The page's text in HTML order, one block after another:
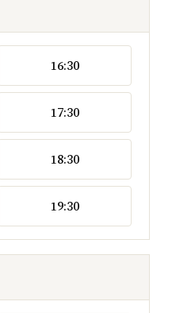
16:30
17:30
18:30
19:30